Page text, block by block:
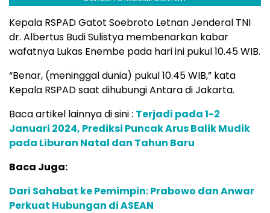
Kepala RSPAD Gatot Soebroto Letnan Jenderal TNI
dr. Albertus Budi Sulistya membenarkan kabar
wafatnya Lukas Enembe pada hari ini pukul 10.45 WIB.
“Benar, (meninggal dunia) pukul 10.45 WIB,” kata
Kepala RSPAD saat dihubungi Antara di Jakarta.
Baca artikel lainnya di sini : Terjadi pada 1-2
Januari 2024, Prediksi Puncak Arus Balik Mudik
pada Liburan Natal dan Tahun Baru
Baca Juga:
Dari Sahabat ke Pemimpin: Prabowo dan Anwar
Perkuat Hubungan di ASEAN